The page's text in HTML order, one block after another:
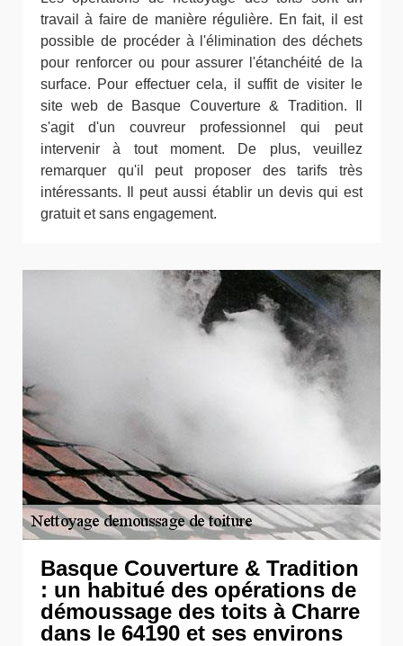
travail à faire de manière régulière. En fait, il est
possible de procéder à l'élimination des déchets
pour renforcer ou pour assurer l'étanchéité de la
surface. Pour effectuer cela, il suffit de visiter le
site web de Basque Couverture & Tradition. Il
s'agit d'un couvreur professionnel qui peut
intervenir à tout moment. De plus, veuillez
remarquer qu'il peut proposer des tarifs très
intéressants. Il peut aussi établir un devis qui est
gratuit et sans engagement.
Basque Couverture & Tradition
: un habitué des opérations de
démoussage des toits à Charre
dans le 64190 et ses environs